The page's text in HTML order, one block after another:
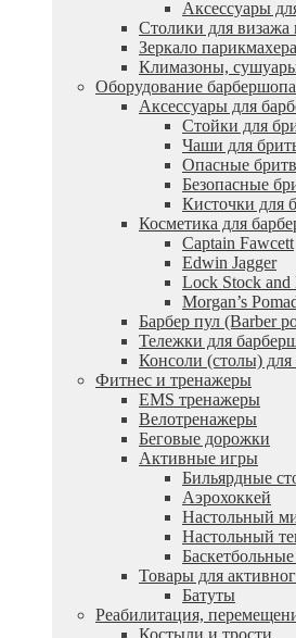
Аксессуары
Столики для визажа
Зеркало
Климазоны,
Оборудование барбершопа
Аксессуары для
Стойки для
Чаши для
Опасные
Безопасные
Кисточки для
Косметика для
Captain Fawcett
Edwin Jagger
Lock Stock and
Morgan’s
Барбер пул (Barber
Тележки для
Консоли (столы) для
Фитнес и тренажеры
EMS тренажеры
Велотренажеры
Беговые дорожки
Активные игры
Бильярдные
Аэрохоккей
Настольный
Настольный
Товары для
Батуты
Реабилитация,
Костыли и трости